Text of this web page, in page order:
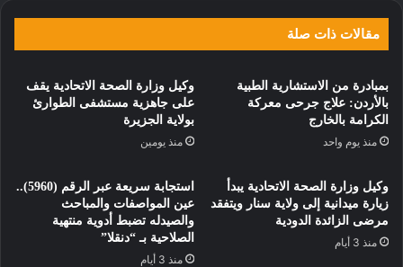
مقالات ذات صلة
بمبادرة من الاستشارية الطبية
بالأردن: علاج جرحى معركة
الكرامة بالخارج
منذ يوم واحد
وكيل وزارة الصحة الاتحادية يقف
على جاهزية مستشفى الطوارئ
بولاية الجزيرة
منذ يومين
وكيل وزارة الصحة الاتحادية يبدأ
زيارة ميدانية إلى ولاية سنار ويتفقد
مرضى الزائدة الدودية
منذ 3 أيام
استجابة سريعة عبر الرقم (5960)..
عين المواصفات والمباحث
والصيدله تضبط أدوية منتهية
الصلاحية بـ “دنقلا”
منذ 3 أيام